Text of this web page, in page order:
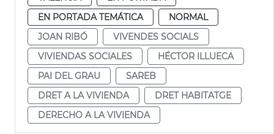
EN PORTADA TEMÁTICA
NORMAL
JOAN RIBÓ
VIVENDES SOCIALS
VIVIENDAS SOCIALES
HÉCTOR ILLUECA
PAI DEL GRAU
SAREB
DRET A LA VIVIENDA
DRET HABITATGE
DERECHO A LA VIVIENDA